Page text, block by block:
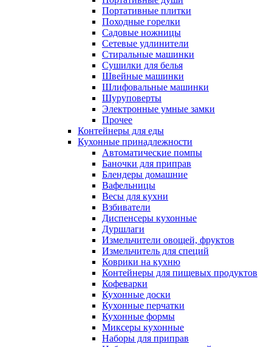
Портативные плитки
Походные горелки
Садовые ножницы
Сетевые удлинители
Стиральные машинки
Сушилки для белья
Швейные машинки
Шлифовальные машинки
Шуруповерты
Электронные умные замки
Прочее
Контейнеры для еды
Кухонные принадлежности
Автоматические помпы
Баночки для приправ
Блендеры домашние
Вафельницы
Весы для кухни
Взбиватели
Диспенсеры кухонные
Дуршлаги
Измельчители овощей, фруктов
Измельчитель для специй
Коврики на кухню
Контейнеры для пищевых продуктов
Кофеварки
Кухонные доски
Кухонные перчатки
Кухонные формы
Миксеры кухонные
Наборы для приправ